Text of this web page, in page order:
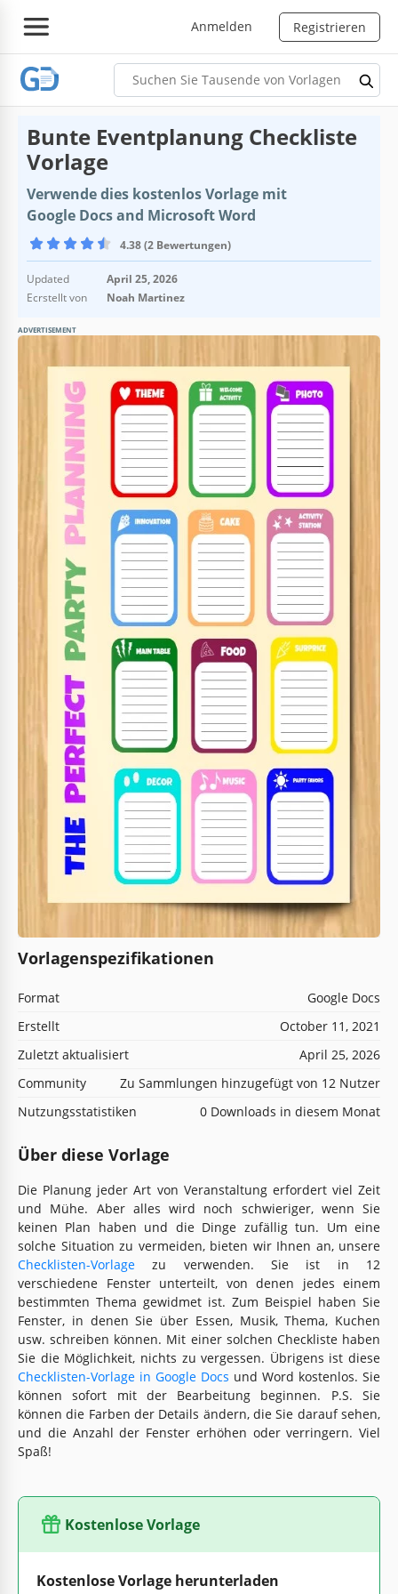
Anmelden Registrieren
Bunte Eventplanung Checkliste
Vorlage
Verwende dies kostenlos Vorlage mit
Google Docs and Microsoft Word
4.38 (2 Bewertungen)
Updated
April 25, 2026
Ecrstellt von
Noah Martinez
ADVERTISEMENT
Vorlagenspezifikationen
Format
Google Docs
Erstellt
October 11, 2021
Zuletzt aktualisiert
April 25, 2026
Community
Zu Sammlungen hinzugefügt von 12 Nutzer
Nutzungsstatistiken
0 Downloads in diesem Monat
Über diese Vorlage
Die Planung jeder Art von Veranstaltung erfordert viel Zeit
und Mühe. Aber alles wird noch schwieriger, wenn Sie
keinen Plan haben und die Dinge zufällig tun. Um eine
solche Situation zu vermeiden, bieten wir Ihnen an, unsere
Checklisten-Vorlage zu verwenden. Sie ist in 12
verschiedene Fenster unterteilt, von denen jedes einem
bestimmten Thema gewidmet ist. Zum Beispiel haben Sie
Fenster, in denen Sie über Essen, Musik, Thema, Kuchen
usw. schreiben können. Mit einer solchen Checkliste haben
Sie die Möglichkeit, nichts zu vergessen. Übrigens ist diese
Checklisten-Vorlage in Google Docs und Word kostenlos. Sie
können sofort mit der Bearbeitung beginnen. P.S. Sie
können die Farben der Details ändern, die Sie darauf sehen,
und die Anzahl der Fenster erhöhen oder verringern. Viel
Spaß!
Kostenlose Vorlage
Kostenlose Vorlage herunterladen